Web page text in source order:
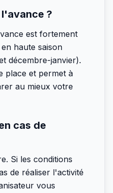
?
est fortement
haute saison
décembre-janvier).
place et permet à
au mieux votre
cas de
Si les conditions
de réaliser l'activité
vous